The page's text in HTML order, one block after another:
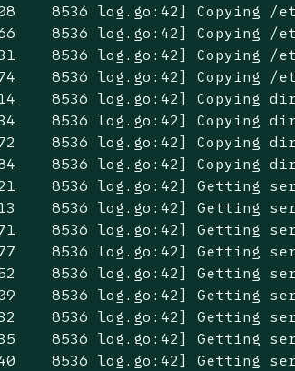
8536 log.go:42] Copying /
8536 log.go:42] Copying /
8536 log.go:42] Copying /
8536 log.go:42] Copying /
8536 log.go:42] Copying
8536 log.go:42] Copying
8536 log.go:42] Copying dir
8536 log.go:42] Copying
8536 log.go:42] Getting
8536 log.go:42] Getting
8536 log.go:42] Getting
8536 log.go:42] Getting
8536 log.go:42] Getting
8536 log.go:42] Getting
8536 log.go:42] Getting
8536 log.go:42] Getting
8536 log.go:42] Getting